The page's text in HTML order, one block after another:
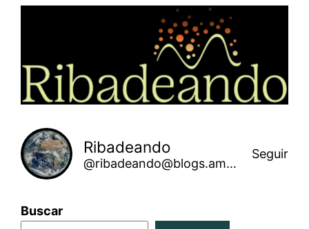
Ribadeando
@ribadeando@blogs.amarinha.gal
Seguir
Buscar